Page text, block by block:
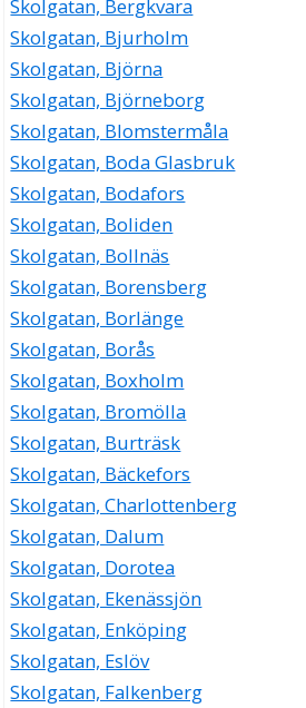
Skolgatan, Bergkvara
Skolgatan, Bjurholm
Skolgatan, Björna
Skolgatan, Björneborg
Skolgatan, Blomstermåla
Skolgatan, Boda Glasbruk
Skolgatan, Bodafors
Skolgatan, Boliden
Skolgatan, Bollnäs
Skolgatan, Borensberg
Skolgatan, Borlänge
Skolgatan, Borås
Skolgatan, Boxholm
Skolgatan, Bromölla
Skolgatan, Burträsk
Skolgatan, Bäckefors
Skolgatan, Charlottenberg
Skolgatan, Dalum
Skolgatan, Dorotea
Skolgatan, Ekenässjön
Skolgatan, Enköping
Skolgatan, Eslöv
Skolgatan, Falkenberg